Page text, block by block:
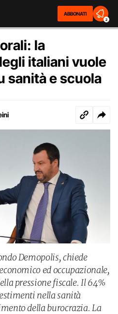
ABBONATI
2
la
italiani vuole
sanità e scuola
Demopolis, chiede
ed occupazionale,
pressione fiscale. Il 64%
nella sanità
della burocrazia. La